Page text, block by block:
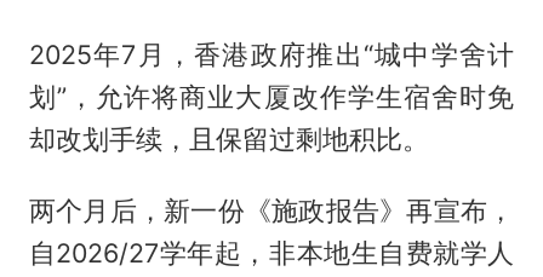
2025年7月，香港政府推出“城中学舍计
划”，允许将商业大厦改作学生宿舍时免
却改划手续，且保留过剩地积比。
两个月后，新一份《施政报告》再宣布，
自2026/27学年起，非本地生自费就学人